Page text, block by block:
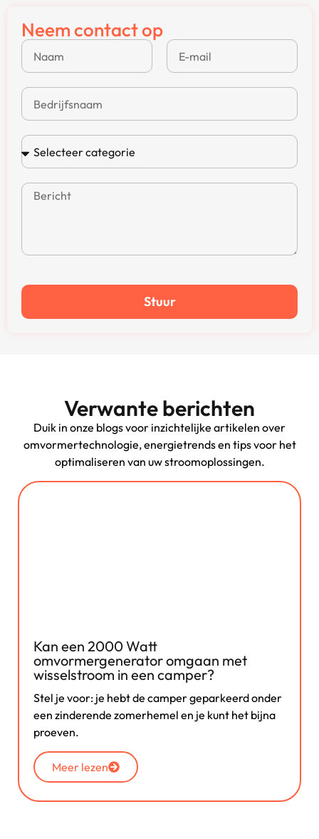
Neem contact op
Stuur
Verwante berichten
Duik in onze blogs voor inzichtelijke artikelen over
omvormertechnologie, energietrends en tips voor het
optimaliseren van uw stroomoplossingen.
Kan een 2000 Watt
omvormergenerator omgaan met
wisselstroom in een camper?
Stel je voor: je hebt de camper geparkeerd onder
een zinderende zomerhemel en je kunt het bijna
proeven.
Meer lezen